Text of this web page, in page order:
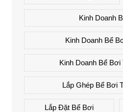
Kinh Doanh
Kinh Doanh Bể
Kinh Doanh Bể Bơi
Lắp Ghép Bể Bơi
Lắp Đặt Bể Bơi